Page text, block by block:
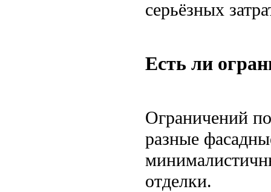
серьёзных
Есть ли
Ограничений
разные
отделки.